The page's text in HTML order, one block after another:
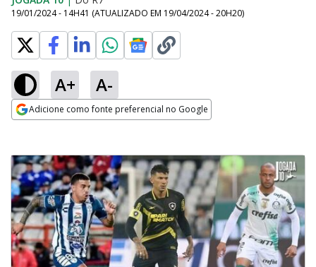
19/01/2024 - 14H41 (ATUALIZADO EM 19/04/2024 - 20H20)
A+ A-
Adicione como fonte preferencial no Google